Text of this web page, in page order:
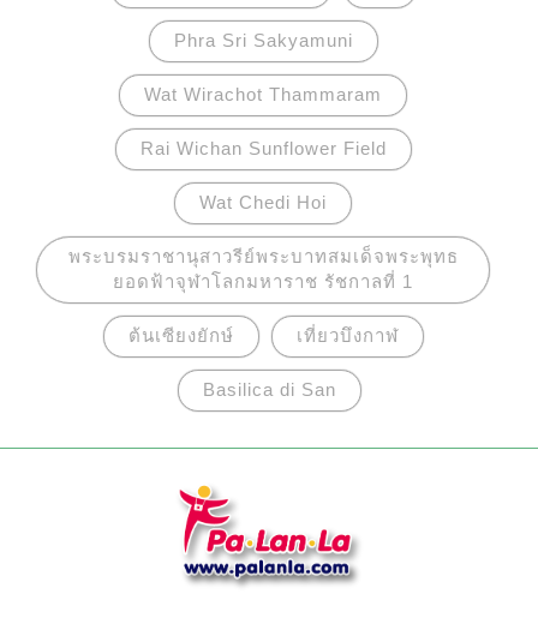
Phra Sri Sakyamuni
Wat Wirachot Thammaram
Rai Wichan Sunflower Field
Wat Chedi Hoi
พระบรมราชานุสาวรีย์พระบาทสมเด็จพระพุทธ
ยอดฟ้าจุฬาโลกมหาราช รัชกาลที่ 1
ต้นเซียงยักษ์ เที่ยวบึงกาฬ
Basilica di San